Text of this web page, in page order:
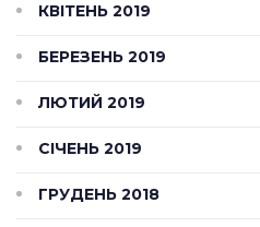
КВІТЕНЬ 2019
БЕРЕЗЕНЬ 2019
ЛЮТИЙ 2019
СІЧЕНЬ 2019
ГРУДЕНЬ 2018